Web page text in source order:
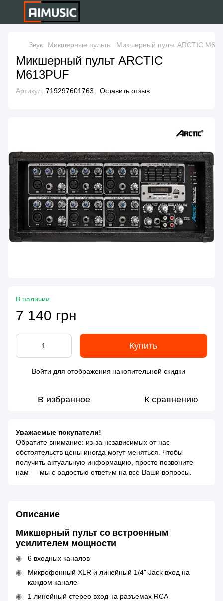
Звук Микшерные пульты Микшерный пульт ARCTIC
Микшерный пульт ARCTIC
M613PUF
Артикул: 719297601763 Оставить отзыв
В наличии
7 140 грн
Купить
Войти для отображения накопительной скидки
В избранное К сравнению
Уважаемые покупатели!
Обратите внимание: из-за независимых от нас
обстоятельств цены иногда могут меняться. Чтобы
получить актуальную информацию, просто позвоните
нам — мы с радостью ответим на все Ваши вопросы.
Описание
Микшерный пульт со встроенным
усилителем мощности
6 входных каналов
Микрофонный XLR и линейный 1/4" Jack вход на
каждом канале
1 линейный стерео вход на разъемах RCA